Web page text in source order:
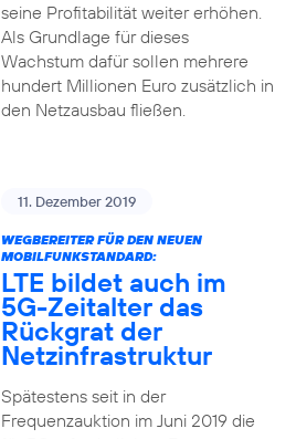
seine Profitabilität weiter erhöhen.
Als Grundlage für dieses
Wachstum dafür sollen mehrere
hundert Millionen Euro zusätzlich in
den Netzausbau fließen.
11. Dezember 2019
WEGBEREITER FÜR DEN NEUEN
MOBILFUNKSTANDARD:
LTE bildet auch im
5G-Zeitalter das
Rückgrat der
Netzinfrastruktur
Spätestens seit in der
Frequenzauktion im Juni 2019 die